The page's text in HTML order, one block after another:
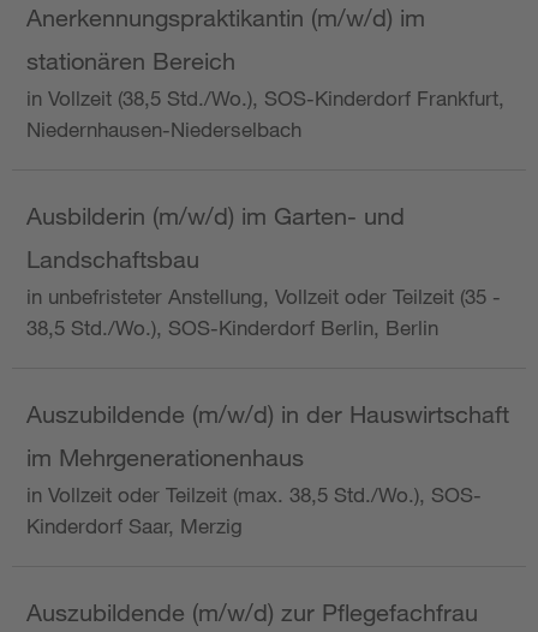
Anerkennungspraktikantin (m/w/d) im
stationären Bereich
in Vollzeit (38,5 Std./Wo.), SOS-Kinderdorf Frankfurt,
Niedernhausen-Niederselbach
Ausbilderin (m/w/d) im Garten- und
Landschaftsbau
in unbefristeter Anstellung, Vollzeit oder Teilzeit (35 -
38,5 Std./Wo.), SOS-Kinderdorf Berlin, Berlin
Auszubildende (m/w/d) in der Hauswirtschaft
im Mehrgenerationenhaus
in Vollzeit oder Teilzeit (max. 38,5 Std./Wo.), SOS-
Kinderdorf Saar, Merzig
Auszubildende (m/w/d) zur Pflegefachfrau